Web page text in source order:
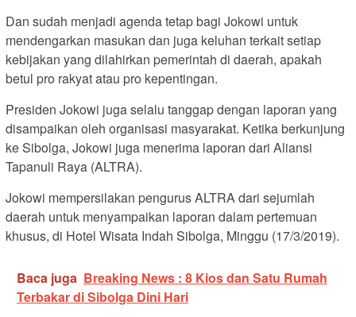
Dan sudah menjadi agenda tetap bagi Jokowi untuk
mendengarkan masukan dan juga keluhan terkait setiap
kebijakan yang dilahirkan pemerintah di daerah, apakah
betul pro rakyat atau pro kepentingan.
Presiden Jokowi juga selalu tanggap dengan laporan yang
disampaikan oleh organisasi masyarakat. Ketika berkunjung
ke Sibolga, Jokowi juga menerima laporan dari Aliansi
Tapanuli Raya (ALTRA).
Jokowi mempersilakan pengurus ALTRA dari sejumlah
daerah untuk menyampaikan laporan dalam pertemuan
khusus, di Hotel Wisata Indah Sibolga, Minggu (17/3/2019).
Baca juga Breaking News : 8 Kios dan Satu Rumah
Terbakar di Sibolga Dini Hari